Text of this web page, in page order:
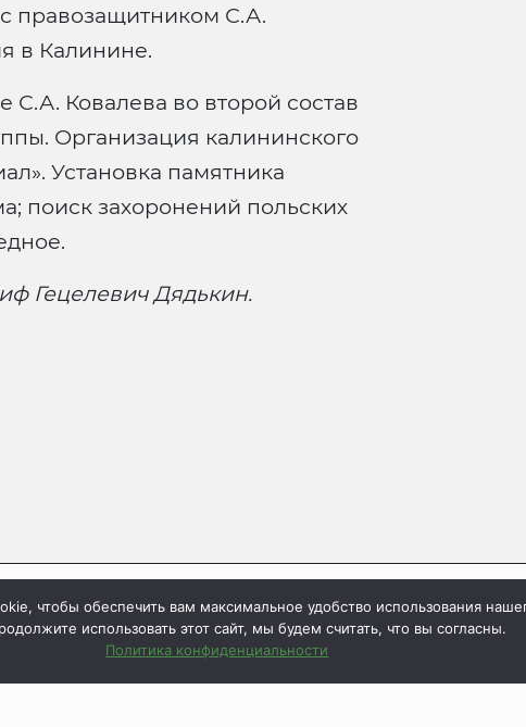
правозащитником С.А.
в Калинине.
Ковалева во второй состав
Организация калининского
Установка памятника
поиск захоронений польских
Гецелевич Дядькин.
их авторы», 1997-2026
Если вы
нажмите
чтобы обеспечить вам максимальное удобство использования
использовать этот сайт, мы будем считать, что вы согласны.
Политика конфиденциальности